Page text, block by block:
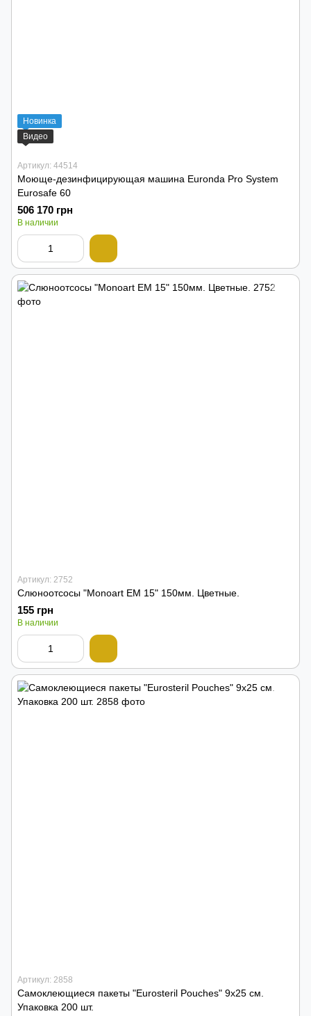
Новинка
Видео
Артикул: 44514
Моюще-дезинфицирующая машина Euronda Pro System
Eurosafe 60
506 170 грн
В наличии
Артикул: 2752
Слюноотсосы "Monoart EM 15" 150мм. Цветные.
155 грн
В наличии
Артикул: 2858
Самоклеющиеся пакеты "Eurosteril Pouches" 9х25 см.
Упаковка 200 шт.